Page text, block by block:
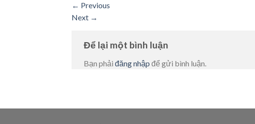
← Previous
Next →
Để lại một bình luận
Bạn phải đăng nhập để gửi bình luận.